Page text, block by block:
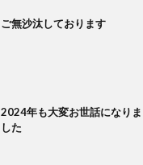
ご無沙汰しております
2024年も大変お世話になりま
した